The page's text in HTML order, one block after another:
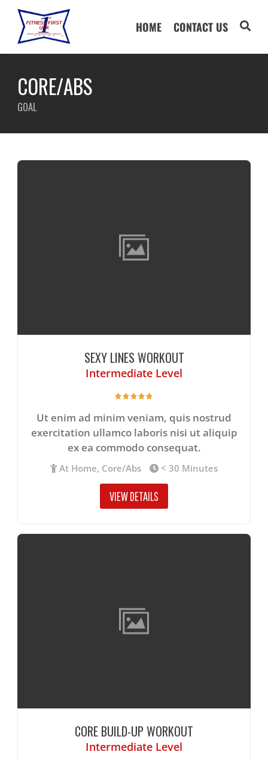
HOME CONTACT US
CORE/ABS
GOAL
SEXY LINES WORKOUT
Intermediate Level
Ut enim ad minim veniam, quis nostrud
exercitation ullamco laboris nisi ut aliquip
ex ea commodo consequat.
At Home, Core/Abs < 30 Minutes
VIEW DETAILS
CORE BUILD-UP WORKOUT
Intermediate Level